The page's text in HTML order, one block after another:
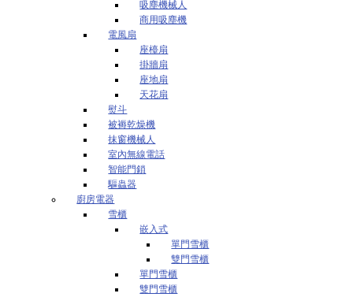
吸塵機械人
商用吸塵機
電風扇
座檯扇
掛牆扇
座地扇
天花扇
熨斗
被褥乾燥機
抹窗機械人
室內無線電話
智能門鎖
驅蟲器
廚房電器
雪櫃
嵌入式
單門雪櫃
雙門雪櫃
單門雪櫃
雙門雪櫃